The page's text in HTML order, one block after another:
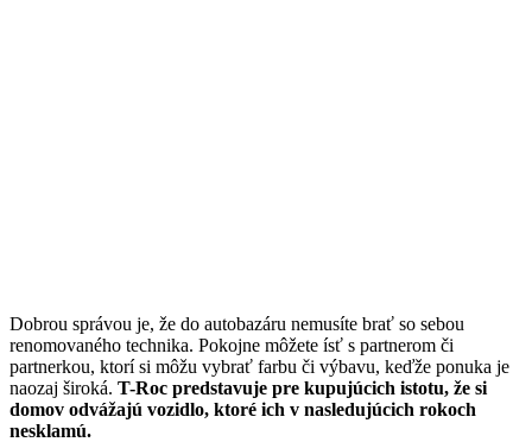
Dobrou správou je, že do autobazáru nemusíte brať so sebou
renomovaného technika. Pokojne môžete ísť s partnerom či
partnerkou, ktorí si môžu vybrať farbu či výbavu, keďže ponuka je
naozaj široká. T-Roc predstavuje pre kupujúcich istotu, že si
domov odvážajú vozidlo, ktoré ich v nasledujúcich rokoch
nesklamú.